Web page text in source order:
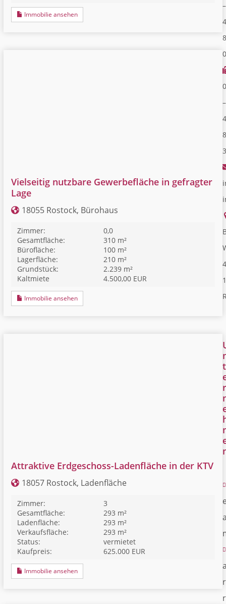
Immobilie ansehen
Vielseitig nutzbare Gewerbefläche in gefragter
Lage
18055 Rostock, Bürohaus
Zimmer:
0,0
Gesamtfläche:
310 m²
Bürofläche:
100 m²
Lagerfläche:
210 m²
Grundstück:
2.239 m²
Kaltmiete
4.500,00 EUR
Immobilie ansehen
Attraktive Erdgeschoss-Ladenfläche in der KTV
18057 Rostock, Ladenfläche
Zimmer:
3
Gesamtfläche:
293 m²
Ladenfläche:
293 m²
Verkaufsfläche:
293 m²
Status:
vermietet
Kaufpreis:
625.000 EUR
Immobilie ansehen
–
0
–
t
r
r
r